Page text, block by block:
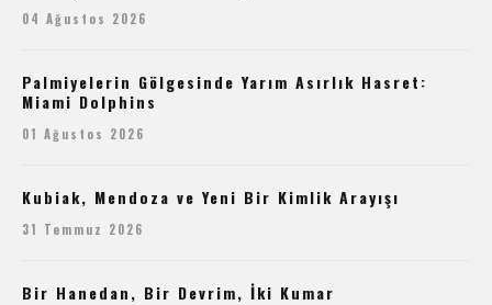
04 Ağustos 2026
Palmiyelerin Gölgesinde Yarım Asırlık Hasret:
Miami Dolphins
01 Ağustos 2026
Kubiak, Mendoza ve Yeni Bir Kimlik Arayışı
31 Temmuz 2026
Bir Hanedan, Bir Devrim, İki Kumar